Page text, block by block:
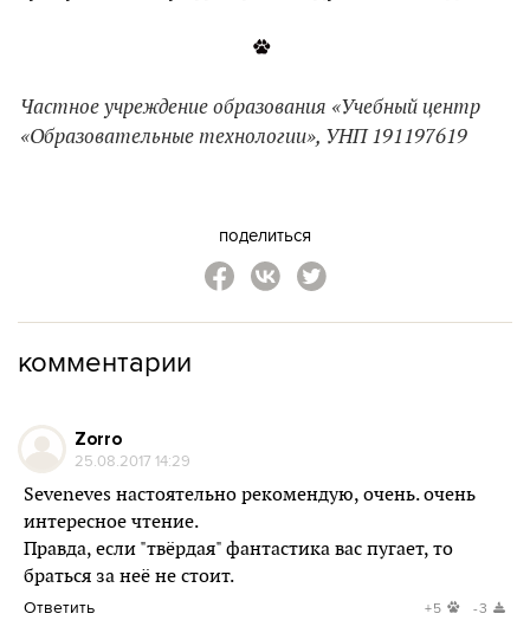
Частное учреждение образования «Учебный центр
«Образовательные технологии», УНП 191197619
поделиться
комментарии
Zorro
25.08.2017 14:29
Seveneves настоятельно рекомендую, очень. очень
интересное чтение.
Правда, если "твёрдая" фантастика вас пугает, то
браться за неё не стоит.
Ответить +5 -3